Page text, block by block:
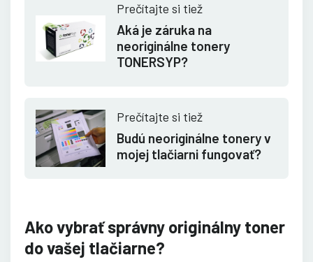
Prečítajte si tiež
Aká je záruka na
neoriginálne tonery
TONERSYP?
Prečítajte si tiež
Budú neoriginálne tonery v
mojej tlačiarni fungovať?
Ako vybrať správny originálny toner
do vašej tlačiarne?